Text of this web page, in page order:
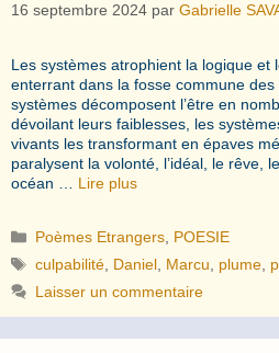
16 septembre 2024 par Gabrielle
Les systèmes atrophient la logique et
enterrant dans la fosse commune des
systèmes décomposent l’être en
dévoilant leurs faiblesses, les
vivants les transformant en épaves
paralysent la volonté, l’idéal, le rêve,
océan … Lire plus
Catégories
Poèmes Etrangers POESIE
Étiquettes
culpabilité Daniel Marcu plume
Laisser un commentaire